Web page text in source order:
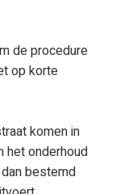
de procedure
op korte
komen in
het onderhoud
bestemd